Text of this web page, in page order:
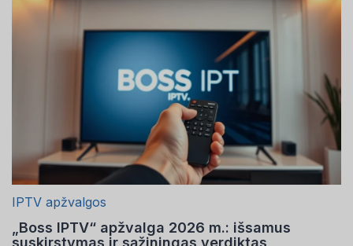
IPTV apžvalgos
„Boss IPTV“ apžvalga 2026 m.: išsamus
suskirstymas ir sąžiningas verdiktas